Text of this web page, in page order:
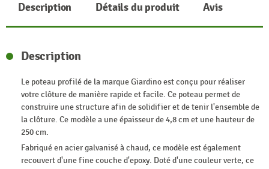
Description Détails du produit Avis
Description
Le poteau profilé de la marque Giardino est conçu pour réaliser
votre clôture de manière rapide et facile. Ce poteau permet de
construire une structure afin de solidifier et de tenir l'ensemble de
la clôture. Ce modèle a une épaisseur de 4,8 cm et une hauteur de
250 cm.
Fabriqué en acier galvanisé à chaud, ce modèle est également
recouvert d'une fine couche d'epoxy. Doté d'une couleur verte, ce